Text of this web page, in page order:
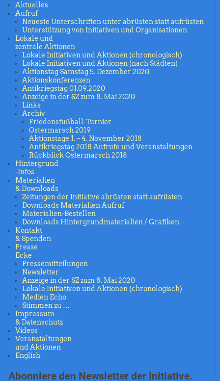
Aktuelles
Aufruf
Neueste Unterschriften unter abrüsten statt aufrüsten
Unterstützung von Initiativen und Organisationen
Lokale und
zentrale Aktionen
Lokale Initiativen und Aktionen (chronologisch)
Lokale Initiativen und Aktionen (nach Städten)
Aktionstag Samstag 5. Dezember 2020
Aktionskonferenzen
Antikriegstag 01.09.2020
Anzeige in der SZ zum 8. Mai 2020
Links
Archiv
Friedensfußball-Turnier
Ostermarsch 2019
Aktionstage 1. – 4. November 2018
Antikriegstag 2018 Aufrufe und Veranstaltungen
Rückblick Ostermarsch 2018
Hintergrund
-Infos
Materialien
& Downloads
Zeitungen der Initiative abrüsten statt aufrüsten
Downloads Materialien Aufruf
Materialien-Bestellen
Downloads Hintergrundmaterialien / Grafiken
Kontakt
& Spenden
Presse
Ecke
Pressemitteilungen
Newsletter
Anzeige in der SZ zum 8. Mai 2020
Lokale Initiativen und Aktionen (chronologisch)
Medien Echo
Stimmen zu …
Impressum
& Datenschutz
Videos
Veranstaltungen
und Aktionen
English
Abonniere den Newsletter der Initiative.